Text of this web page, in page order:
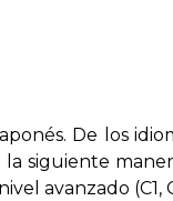
De los
siguiente
avanzado (C1,